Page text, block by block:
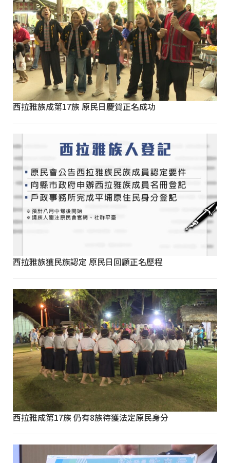
西拉雅族成第17族 原民日慶賀正名成功
西拉雅族獲民族認定 原民日回顧正名歷程
西拉雅成第17族 仍有8族待獲法定原民身分